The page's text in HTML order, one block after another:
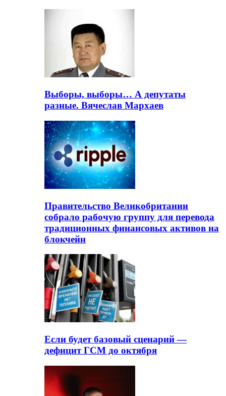
Выборы, выборы… А депутаты
разные. Вячеслав Мархаев
Правительство Великобритании
собрало рабочую группу для перевода
традиционных финансовых активов на
блокчейн
Если будет базовый сценарий —
дефицит ГСМ до октября